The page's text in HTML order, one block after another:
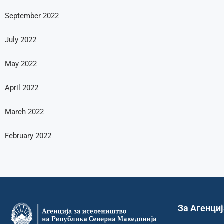
September 2022
July 2022
May 2022
April 2022
March 2022
February 2022
За